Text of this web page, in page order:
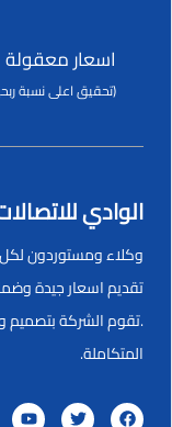
اسعار معقولة
(تحقيق اعلى نسبة
الوادي
وكلاء ومستوردون
تقديم اسعار جيدة
.تقوم الشركة بتصميم
المتكاملة.